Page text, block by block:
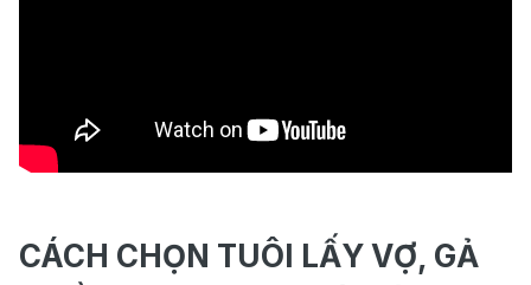
CÁCH CHỌN TUÔI LẤY VỢ, GẢ